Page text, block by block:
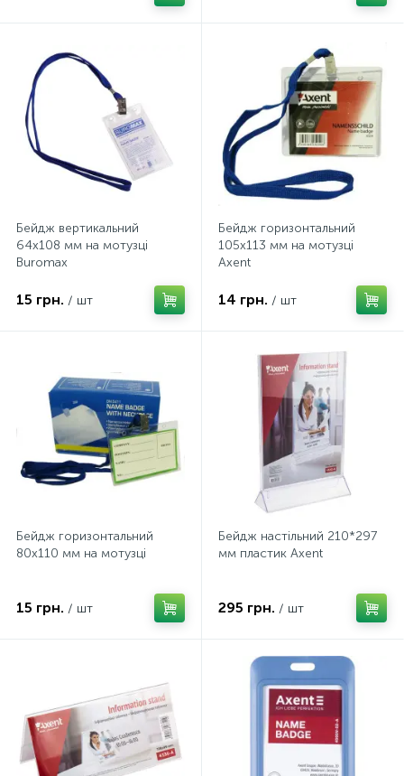
Бейдж вертикальний
64х108 мм на мотузці
Buromax
15 грн. / шт
Бейдж горизонтальний
105х113 мм на мотузці
Axent
14 грн. / шт
Бейдж горизонтальний
80х110 мм на мотузці
15 грн. / шт
Бейдж настiльний 210*297
мм пластик Axent
295 грн. / шт